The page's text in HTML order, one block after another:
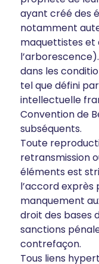
ayant créé des
notamment
maquettistes
dans les
tel que défini
intellectuelle
Convention de
subséquents.
Toute
retransmission
éléments est
l’accord exprès
manquement
droit des bases
sanctions
contrefaçon.
Tous liens